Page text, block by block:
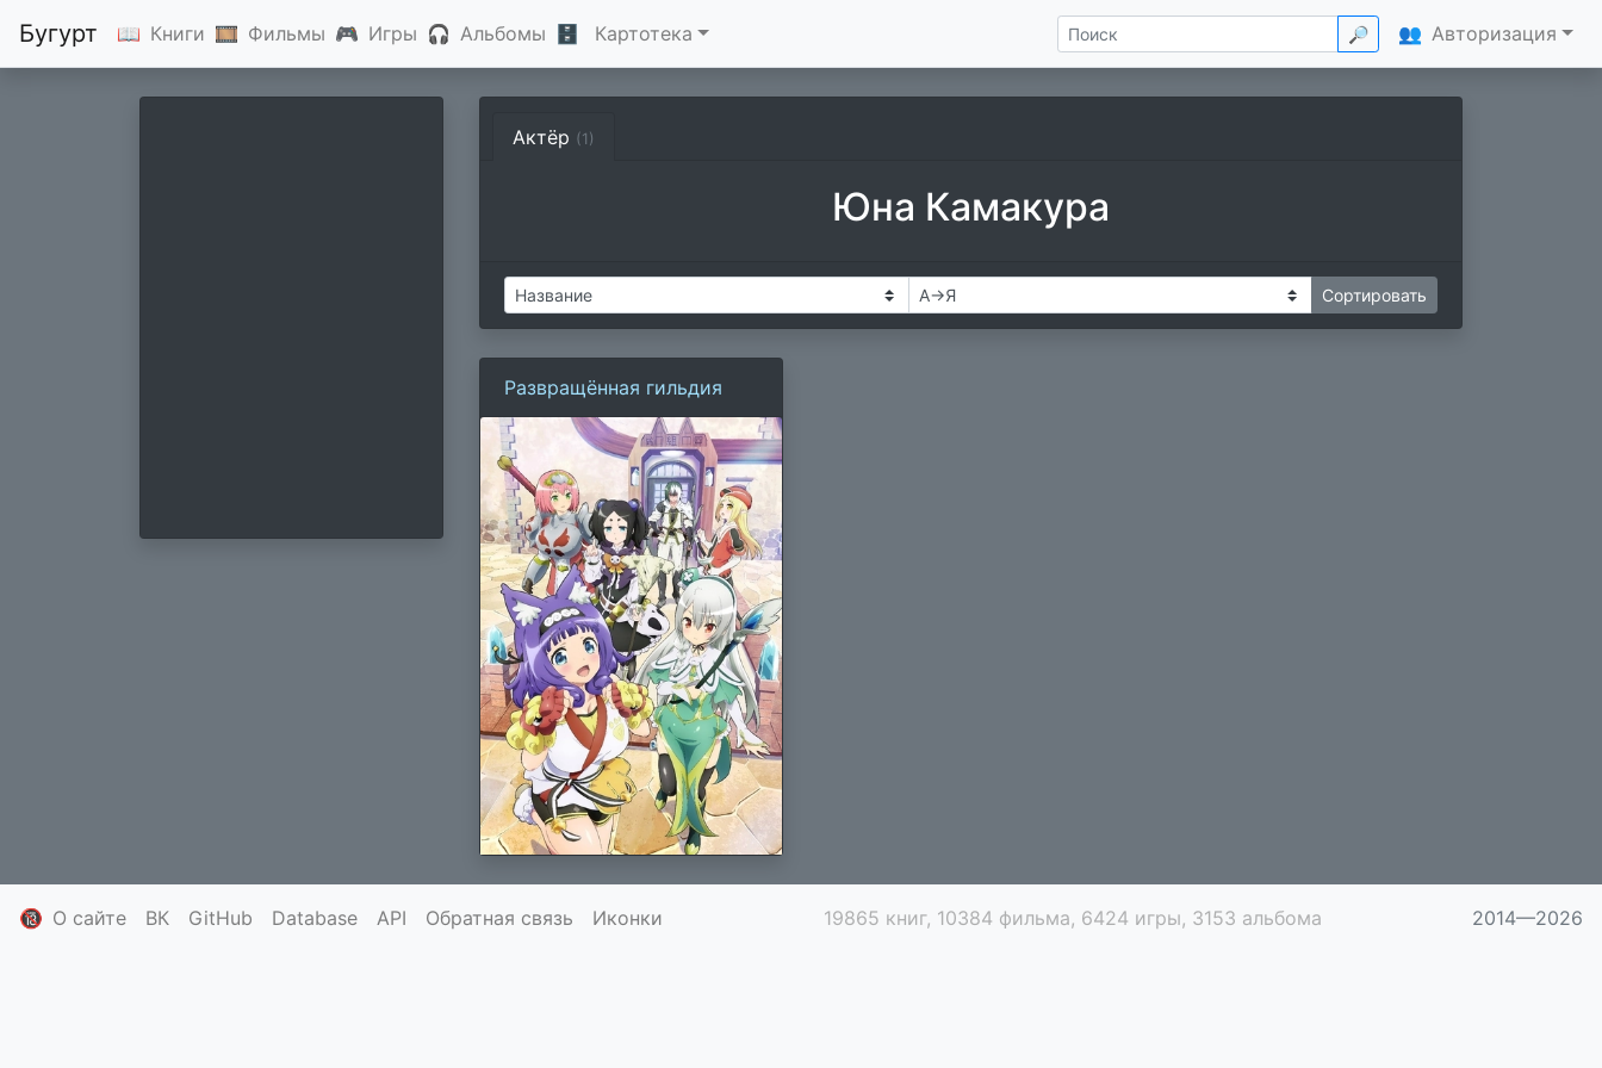
Бугурт 📖 Книги 🎞 Фильмы 🎮 Игры 🎧 Альбомы 🗄 Картотека 🔎 👥 Авторизация
Актёр (1)
Юна Камакура
Развращённая гильдия
🔞 О сайте ВК GitHub Database API Обратная связь Иконки 19865 книг, 10384 фильма, 6424 игры, 3153 альбома 2014—2026